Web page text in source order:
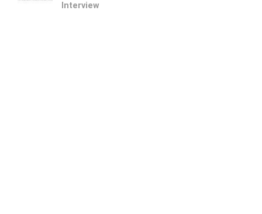
Interview